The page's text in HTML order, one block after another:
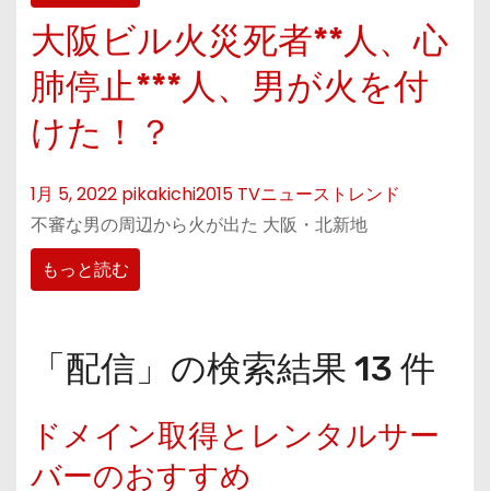
大阪ビル火災死者**人、心
肺停止***人、男が火を付
けた！？
1月 5, 2022 pikakichi2015 TVニューストレンド
不審な男の周辺から火が出た 大阪・北新地
もっと読む
「配信」の検索結果 13 件
ドメイン取得とレンタルサー
バーのおすすめ